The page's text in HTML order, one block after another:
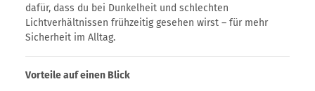
dafür, dass du bei Dunkelheit und schlechten
Lichtverhältnissen frühzeitig gesehen wirst – für mehr
Sicherheit im Alltag.
Vorteile auf einen Blick